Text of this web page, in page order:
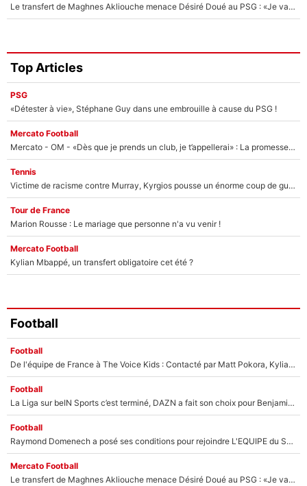
Le transfert de Maghnes Akliouche menace Désiré Doué au PSG : «Je valide à 200%»
Top Articles
PSG
«Détester à vie», Stéphane Guy dans une embrouille à cause du PSG !
Mercato Football
Mercato - OM - «Dès que je prends un club, je t’appellerai» : La promesse de Marcelino au moment de claquer la porte
Tennis
Victime de racisme contre Murray, Kyrgios pousse un énorme coup de gueule !
Tour de France
Marion Rousse : Le mariage que personne n'a vu venir !
Mercato Football
Kylian Mbappé, un transfert obligatoire cet été ?
Football
Football
De l'équipe de France à The Voice Kids : Contacté par Matt Pokora, Kylian Mbappé a accepté de jouer un rôle inédit sur TF1 !
Football
La Liga sur beIN Sports c’est terminé, DAZN a fait son choix pour Benjamin Da Silva et Omar Da Fonseca !
Football
Raymond Domenech a posé ses conditions pour rejoindre L'EQUIPE du Soir : Il refuse de faire l'émission avec un autre chroniqueur !
Mercato Football
Le transfert de Maghnes Akliouche menace Désiré Doué au PSG : «Je valide à 200%»